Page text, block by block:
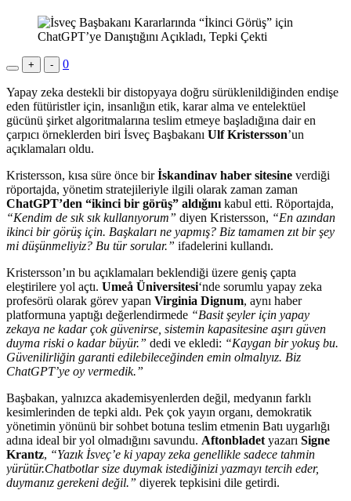
+ - 0
Yapay zeka destekli bir distopyaya doğru sürüklenildiğinden endişe
eden fütüristler için, insanlığın etik, karar alma ve entelektüel
gücünü şirket algoritmalarına teslim etmeye başladığına dair en
çarpıcı örneklerden biri İsveç Başbakanı Ulf Kristersson’un
açıklamaları oldu.
Kristersson, kısa süre önce birİskandinav haber sitesine verdiği
röportajda, yönetim stratejileriyle ilgili olarak zaman zaman
ChatGPT’den “ikinci bir görüş” aldığını kabul etti. Röportajda,
“Kendim de sık sık kullanıyorum” diyen Kristersson, “En azından
ikinci bir görüş için. Başkaları ne yapmış? Biz tamamen zıt bir şey
mi düşünmeliyiz? Bu tür sorular.” ifadelerini kullandı.
Kristersson’ın bu açıklamaları beklendiği üzere geniş çapta
eleştirilere yol açtı. Umeå Üniversitesi‘nde sorumlu yapay zeka
profesörü olarak görev yapan Virginia Dignum, aynı haber
platformuna yaptığı değerlendirmede “Basit şeyler için yapay
zekaya ne kadar çok güvenirse, sistemin kapasitesine aşırı güven
duyma riski o kadar büyür.” dedi ve ekledi: “Kaygan bir yokuş bu.
Güvenilirliğin garanti edilebileceğinden emin olmalıyız. Biz
ChatGPT’ye oy vermedik.”
Başbakan, yalnızca akademisyenlerden değil, medyanın farklı
kesimlerinden de tepki aldı. Pek çok yayın organı, demokratik
yönetimin yönünü bir sohbet botuna teslim etmenin Batı uygarlığı
adına ideal bir yol olmadığını savundu. Aftonbladet yazarı Signe
Krantz, “Yazık İsveç’e ki yapay zeka genellikle sadece tahmin
yürütür.Chatbotlar size duymak istediğinizi yazmayı tercih eder,
duymanız gerekeni değil.” diyerek tepkisini dile getirdi.